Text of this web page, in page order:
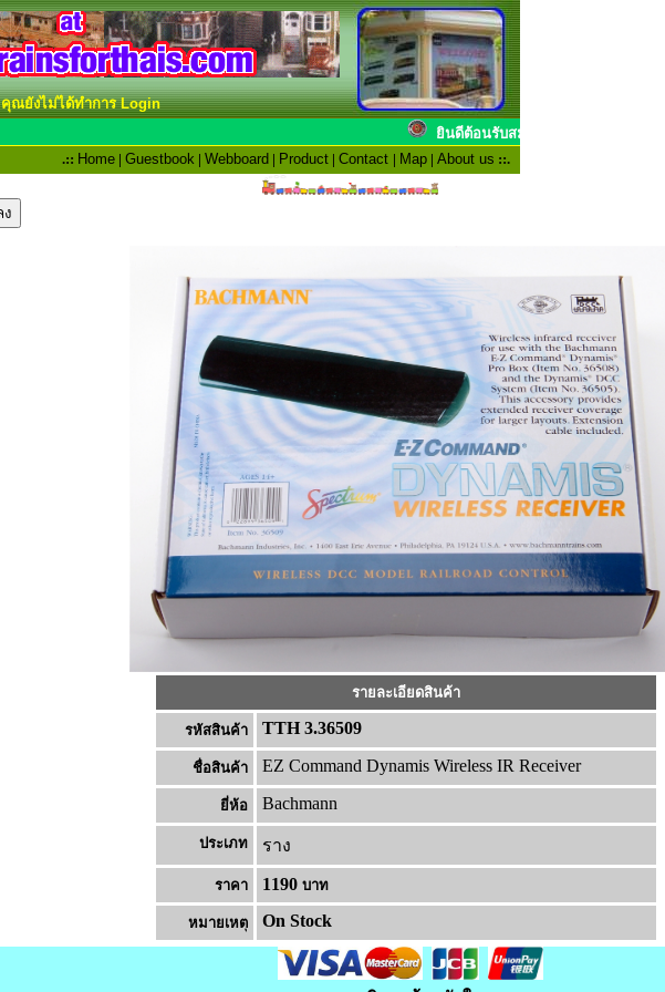
คุณยังไม่ได้ทำการ Login
ยินดีต้อนรับสมาชิกทุก
.:: Home | Guestbook | Webboard | Product | Contact | Map | About us ::.
รายละเอียดสินค้า
รหัสสินค้า TTH 3.36509
ชื่อสินค้า EZ Command Dynamis Wireless IR Receiver
ยี่ห้อ Bachmann
ประเภท ราง
ราคา 1190 บาท
หมายเหต On Stock